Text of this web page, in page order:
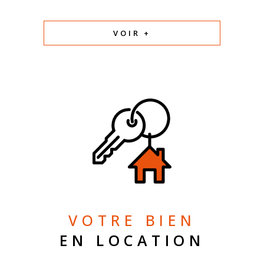
VOIR +
VOTRE BIEN
EN LOCATION